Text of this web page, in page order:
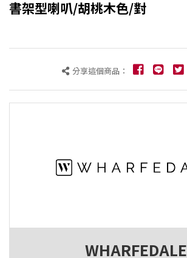
書架型喇叭/胡桃木色/對
分享這個商品：
WHARFEDALE